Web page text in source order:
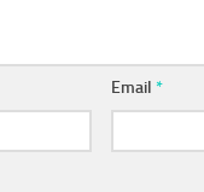
Email *